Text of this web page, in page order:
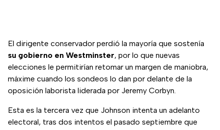
El dirigente conservador perdió la mayoría que sostenía
su gobierno en Westminster, por lo que nuevas
elecciones le permitirían retomar un margen de maniobra,
máxime cuando los sondeos lo dan por delante de la
oposición laborista liderada por Jeremy Corbyn.
Esta es la tercera vez que Johnson intenta un adelanto
electoral, tras dos intentos el pasado septiembre que